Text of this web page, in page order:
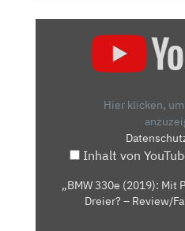
BESTE
Hier klicken,
Inhalt von
„BMW 330e (2019): Mit
Dreier? – Review/